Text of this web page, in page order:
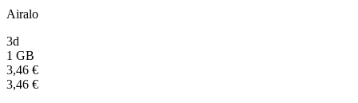
Airalo
3d
1 GB
3,46 €
3,46 €